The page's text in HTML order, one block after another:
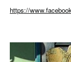
https://